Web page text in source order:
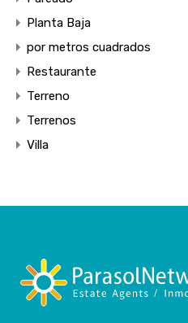
Planta Baja
por metros cuadrados
Restaurante
Terreno
Terrenos
Villa